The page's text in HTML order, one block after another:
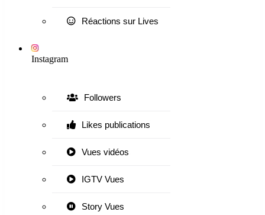
Réactions sur Lives
Instagram
Followers
Likes publications
Vues vidéos
IGTV Vues
Story Vues